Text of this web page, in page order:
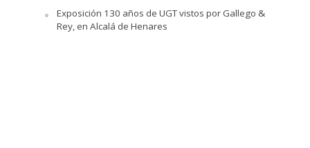
Exposición 130 años de UGT vistos por Gallego &
Rey, en Alcalá de Henares